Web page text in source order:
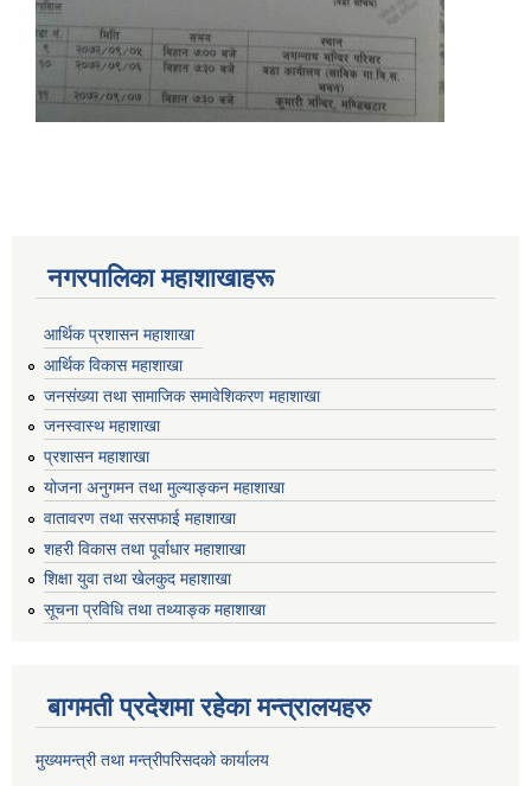
नगरपालिका महाशाखाहरू
आर्थिक प्रशासन महाशाखा
आर्थिक विकास महाशाखा
जनसंख्या तथा सामाजिक समावेशिकरण महाशाखा
जनस्वास्थ महाशाखा
प्रशासन महाशाखा
योजना अनुगमन तथा मुल्याङ्कन महाशाखा
वातावरण तथा सरसफाई महाशाखा
शहरी विकास तथा पूर्वाधार महाशाखा
शिक्षा युवा तथा खेलकुद महाशाखा
सूचना प्रविधि तथा तथ्याङ्क महाशाखा
बागमती प्रदेशमा रहेका मन्त्रालयहरु
मुख्यमन्त्री तथा मन्त्रीपरिसदको कार्यालय